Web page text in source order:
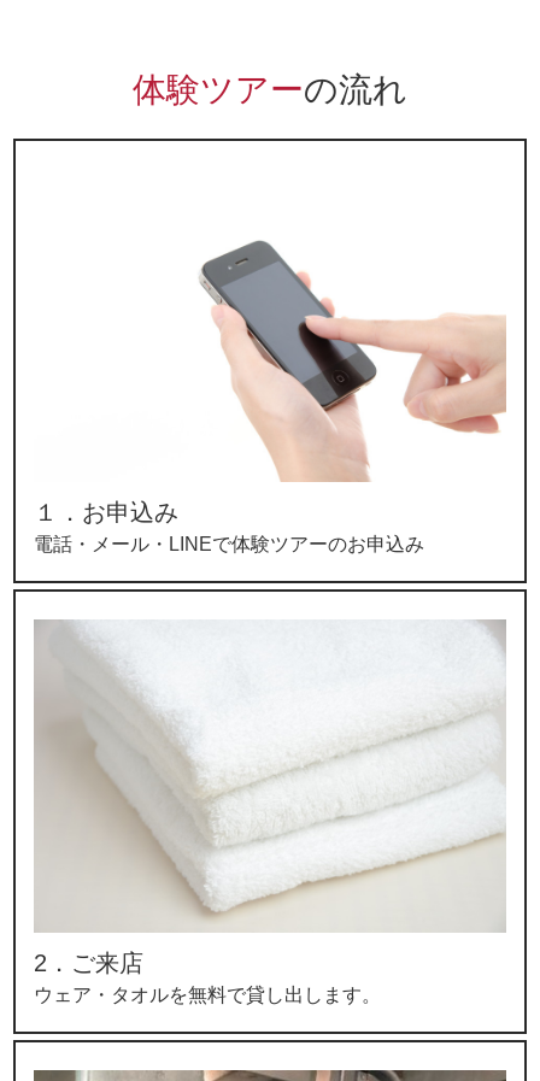
体験ツアーの流れ
１．お申込み
電話・メール・LINEで体験ツアーのお申込み
2．ご来店
ウェア・タオルを無料で貸し出します。